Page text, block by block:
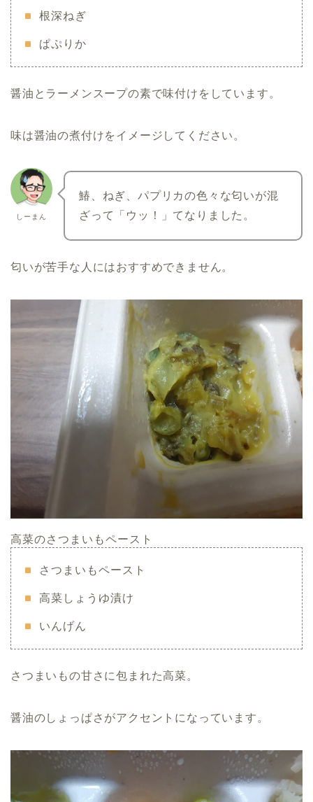
根深ねぎ
ぱぷりか
醤油とラーメンスープの素で味付けをしています。
味は醤油の煮付けをイメージしてください。
しーまん
鰆、ねぎ、パプリカの色々な匂いが混
ざって「ウッ！」てなりました。
匂いが苦手な人にはおすすめできません。
高菜のさつまいもペースト
さつまいもペースト
高菜しょうゆ漬け
いんげん
さつまいもの甘さに包まれた高菜。
醤油のしょっぱさがアクセントになっています。